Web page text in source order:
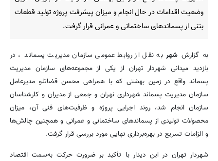
وضعیت اقدامات در حال انجام و میزان پیشرفت پروژه تولید قطعات
بتنی از پسماندهای ساختمانی و عمرانی قرار گرفت.
به گزارش شهربه نقل از روابط عمومی سازمان مدیریت پسماند ، در
بازدید میدانی شهردار تهران از یکی از مجموعه‌های سازمان مدیریت
پسماند واقع در زمین بهشتی که با همراهی محسن قضاتلو مدیرعامل
سازمان مدیریت پسماند شهرداری نهران و جمعی از مدیران و کارشناسان
سازمان انجام شد، روند اجرایی پروژه و ظرفیت‌های فنی آن، میزان
محصولات تولیدی از پسماندهای ساختمانی و عمرانی و همچنین چالش‌ها
و الزامات تسریع در بهره‌برداری نهایی مورد بررسی قرار گرفت.
شهردار تهران در این دیدار با تأکید بر ضرورت حرکت به‌سمت اقتصاد